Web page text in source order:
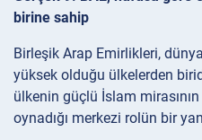
birine sahip
Birleşik Arap Emirlikleri,
yüksek olduğu ülkelerden
ülkenin güçlü İslam
oynadığı merkezi rolün bir